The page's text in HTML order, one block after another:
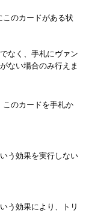
のカードがある状
なく、手札にヴァン
ない場合のみ行えま
のカードを手札か
う効果を実行しない
う効果により、トリ